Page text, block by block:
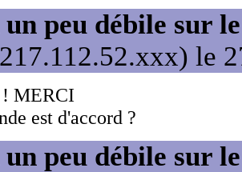
peu débile sur
le
MERCI
est d'accord ?
peu débile sur